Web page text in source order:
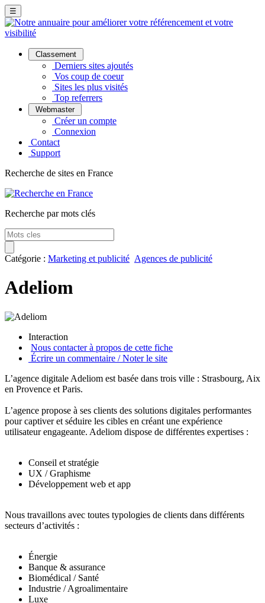
☰
Classement
Derniers sites ajoutés
Vos coup de coeur
Sites les plus visités
Top referrers
Webmaster
Créer un compte
Connexion
Contact
Support
Recherche de sites en France
Recherche par mots clés
Catégorie : Marketing et publicité Agences de publicité
Adeliom
Interaction
Nous contacter à propos de cette fiche
Écrire un commentaire / Noter le site
L’agence digitale Adeliom est basée dans trois ville : Strasbourg, Aix
en Provence et Paris.
L’agence propose à ses clients des solutions digitales performantes
pour captiver et séduire les cibles en créant une expérience
utilisateur engageante. Adeliom dispose de différentes expertises :
Conseil et stratégie
UX / Graphisme
Développement web et app
Nous travaillons avec toutes typologies de clients dans différents
secteurs d’activités :
Énergie
Banque & assurance
Biomédical / Santé
Industrie / Agroalimentaire
Luxe